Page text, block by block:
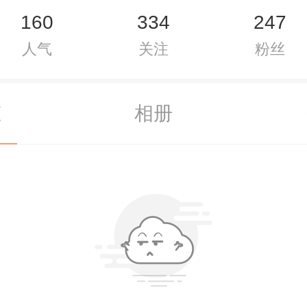
160
人气
334
关注
247
粉丝
相册